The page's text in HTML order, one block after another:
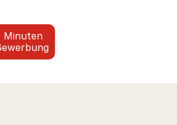
Minuten